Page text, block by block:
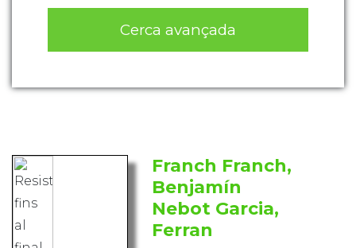
Cerca avançada
Franch Franch,
Benjamín
Nebot Garcia,
Ferran